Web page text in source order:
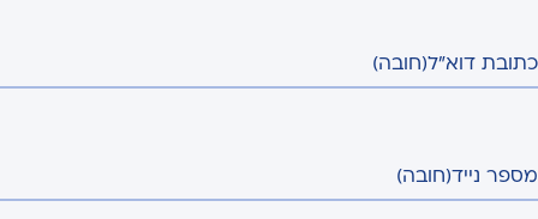
כתובת דוא"ל(חובה)
מספר נייד(חובה)